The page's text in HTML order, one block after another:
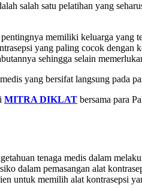
salah satu pelatihan yang
memiliki keluarga
yang paling cocok
sehingga selain
yang bersifat langsung pada
MITRA DIKLAT bersama para
tenaga medis dalam
dalam pemasangan alat
untuk memilih alat kontrasepsi